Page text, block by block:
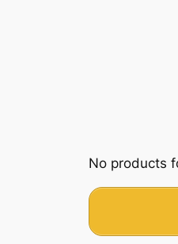
No products